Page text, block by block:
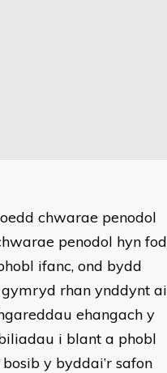
chwarae penodol
penodol hyn fod
ifanc, ond bydd
rhan ynddynt ai
ehangach y
i blant a phobl
y byddai’r safon